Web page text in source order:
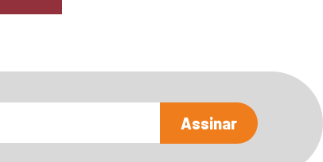
Assinar